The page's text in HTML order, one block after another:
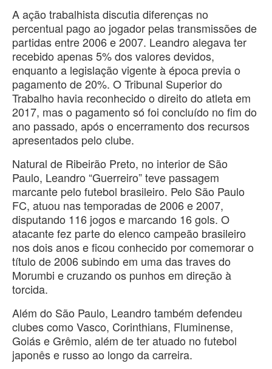
A ação trabalhista discutia diferenças no
percentual pago ao jogador pelas transmissões de
partidas entre 2006 e 2007. Leandro alegava ter
recebido apenas 5% dos valores devidos,
enquanto a legislação vigente à época previa o
pagamento de 20%. O Tribunal Superior do
Trabalho havia reconhecido o direito do atleta em
2017, mas o pagamento só foi concluído no fim do
ano passado, após o encerramento dos recursos
apresentados pelo clube.
Natural de Ribeirão Preto, no interior de São
Paulo, Leandro “Guerreiro” teve passagem
marcante pelo futebol brasileiro. Pelo São Paulo
FC, atuou nas temporadas de 2006 e 2007,
disputando 116 jogos e marcando 16 gols. O
atacante fez parte do elenco campeão brasileiro
nos dois anos e ficou conhecido por comemorar o
título de 2006 subindo em uma das traves do
Morumbi e cruzando os punhos em direção à
torcida.
Além do São Paulo, Leandro também defendeu
clubes como Vasco, Corinthians, Fluminense,
Goiás e Grêmio, além de ter atuado no futebol
japonês e russo ao longo da carreira.